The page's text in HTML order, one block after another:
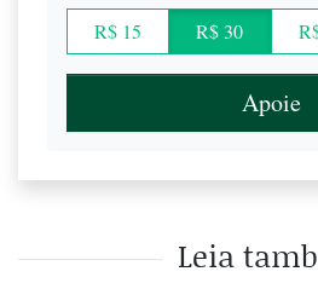
R$ 15 R$ 30
Apoie
Leia